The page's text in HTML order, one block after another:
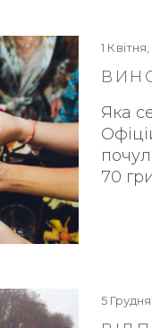
1 Квітня,
Яка
70
5